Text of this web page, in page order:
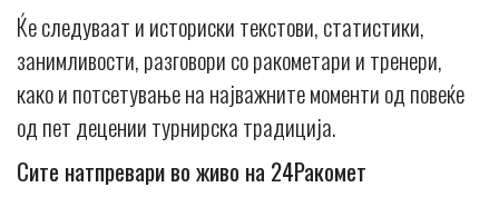
Ќе следуваат и историски текстови, статистики,
занимливости, разговори со ракометари и тренери,
како и потсетување на најважните моменти од повеќе
од пет децении турнирска традиција.
Сите натпревари во живо на 24Ракомет